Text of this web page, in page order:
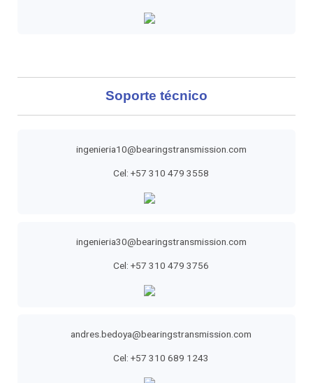
Soporte técnico
ingenieria10@bearingstransmission.com
Cel: +57 310 479 3558
ingenieria30@bearingstransmission.com
Cel: +57 310 479 3756
andres.bedoya@bearingstransmission.com
Cel: +57 310 689 1243